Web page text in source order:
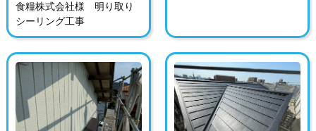
食糧株式会社様 明り取り
シーリング工事